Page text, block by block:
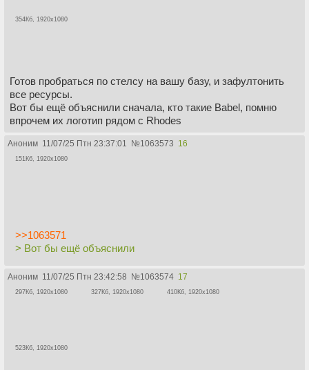
354Кб, 1920x1080
Готов пробраться по стелсу на вашу базу, и зафултонить
все ресурсы.
Вот бы ещё объяснили сначала, кто такие Babel, помню
впрочем их логотип рядом с Rhodes
Аноним 11/07/25 Птн 23:37:01 №1063573 16
151Кб, 1920x1080
>>1063571
> Вот бы ещё объяснили
Аноним 11/07/25 Птн 23:42:58 №1063574 17
297Кб, 1920x1080 327Кб, 1920x1080 410Кб, 1920x1080
523Кб, 1920x1080